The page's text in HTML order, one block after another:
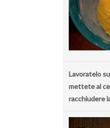
Lavoratelo
mettete al
racchiudere